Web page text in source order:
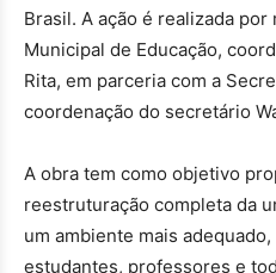
Brasil. A ação é realizada
Municipal de Educação,
Rita, em parceria com a
coordenação do secretário
A obra tem como objetivo
reestruturação completa da
um ambiente mais
estudantes, professores e